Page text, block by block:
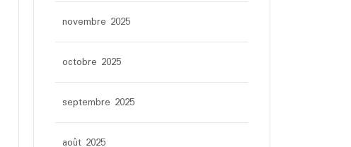
novembre 2025
octobre 2025
septembre 2025
août 2025